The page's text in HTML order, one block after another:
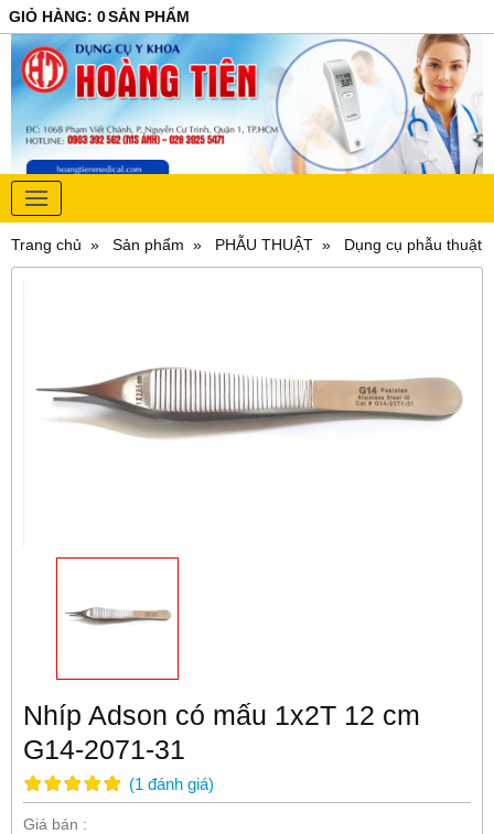
GIỎ HÀNG: 0SẢN PHẨM
Trang chủ Sản phẩm PHẪU THUẬT Dụng cụ phẫu thuật
Nhíp Adson có mấu 1x2T 12 cm
G14-2071-31
(1 đánh giá)
Giá bán :